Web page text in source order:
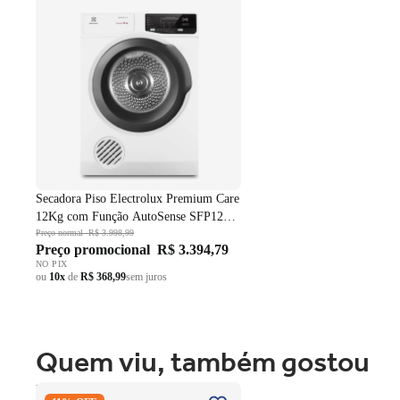
Design Sofisticado: Acabamento em tecido de alta
Secadora Piso Electrolux Premium Care
12Kg com Função AutoSense SFP12
Branco 220V
Preço normalR$ 3.998,99
Preço promocional R$ 3.394,79
NO PIX
ou 10x de R$ 368,99sem juros
Quem viu, também gostou
Fogão 4 Bocas Brastemp de